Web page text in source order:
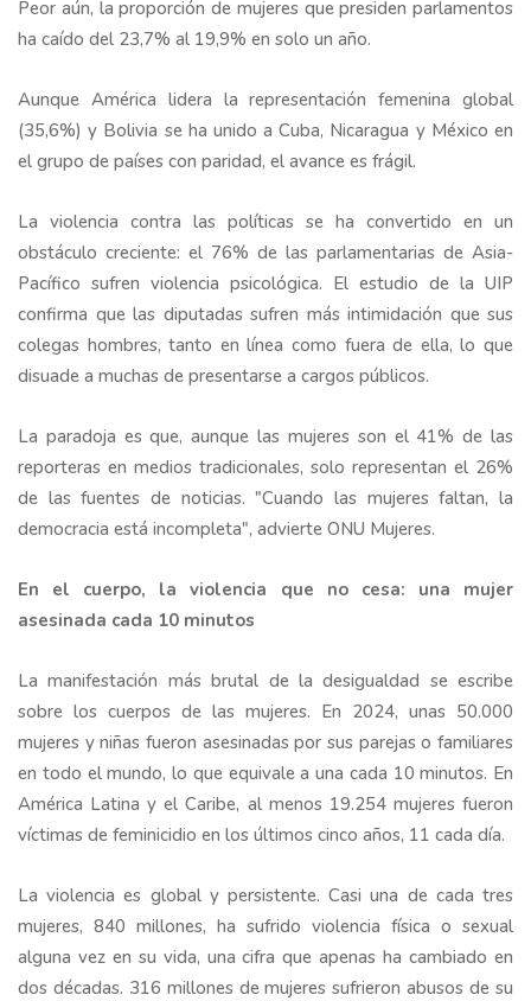
Peor aún, la proporción de mujeres que presiden parlamentos
ha caído del 23,7% al 19,9% en solo un año.
Aunque América lidera la representación femenina global
(35,6%) y Bolivia se ha unido a Cuba, Nicaragua y México en
el grupo de países con paridad, el avance es frágil.
La violencia contra las políticas se ha convertido en un
obstáculo creciente: el 76% de las parlamentarias de Asia-
Pacífico sufren violencia psicológica. El estudio de la UIP
confirma que las diputadas sufren más intimidación que sus
colegas hombres, tanto en línea como fuera de ella, lo que
disuade a muchas de presentarse a cargos públicos.
La paradoja es que, aunque las mujeres son el 41% de las
reporteras en medios tradicionales, solo representan el 26%
de las fuentes de noticias. "Cuando las mujeres faltan, la
democracia está incompleta", advierte ONU Mujeres.
En el cuerpo, la violencia que no cesa: una mujer
asesinada cada 10 minutos
La manifestación más brutal de la desigualdad se escribe
sobre los cuerpos de las mujeres. En 2024, unas 50.000
mujeres y niñas fueron asesinadas por sus parejas o familiares
en todo el mundo, lo que equivale a una cada 10 minutos. En
América Latina y el Caribe, al menos 19.254 mujeres fueron
víctimas de feminicidio en los últimos cinco años, 11 cada día.
La violencia es global y persistente. Casi una de cada tres
mujeres, 840 millones, ha sufrido violencia física o sexual
alguna vez en su vida, una cifra que apenas ha cambiado en
dos décadas. 316 millones de mujeres sufrieron abusos de su